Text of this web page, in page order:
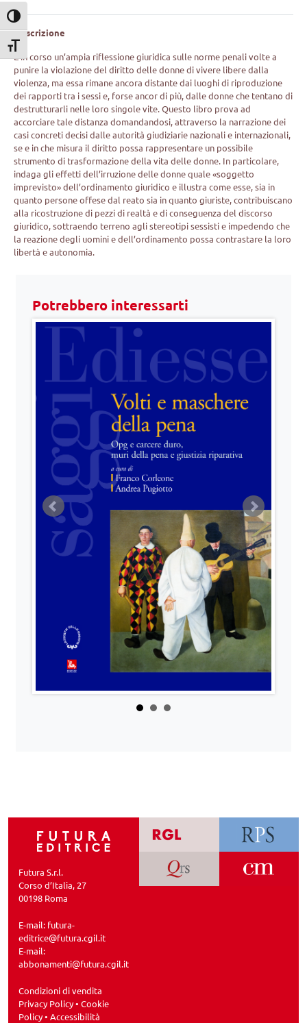
Attiva/disattiva alto contrasto
Attiva/disattiva dimensione testo
Descrizione
È in corso un’ampia riflessione giuridica sulle norme penali volte a
punire la violazione del diritto delle donne di vivere libere dalla
violenza, ma essa rimane ancora distante dai luoghi di riproduzione
dei rapporti tra i sessi e, forse ancor di più, dalle donne che tentano di
destrutturarli nelle loro singole vite. Questo libro prova ad
accorciare tale distanza domandandosi, attraverso la narrazione dei
casi concreti decisi dalle autorità giudiziarie nazionali e internazionali,
se e in che misura il diritto possa rappresentare un possibile
strumento di trasformazione della vita delle donne. In particolare,
indaga gli effetti dell’irruzione delle donne quale «soggetto
imprevisto» dell’ordinamento giuridico e illustra come esse, sia in
quanto persone offese dal reato sia in quanto giuriste, contribuiscano
alla ricostruzione di pezzi di realtà e di conseguenza del discorso
giuridico, sottraendo terreno agli stereotipi sessisti e impedendo che
la reazione degli uomini e dell’ordinamento possa contrastare la loro
libertà e autonomia.
Potrebbero interessarti
Futura S.r.l.
Corso d’Italia, 27
00198 Roma
E-mail: futura-
editrice@futura.cgil.it
E-mail:
abbonamenti@futura.cgil.it
Condizioni di vendita
Privacy Policy• Cookie
Policy• Accessibilità